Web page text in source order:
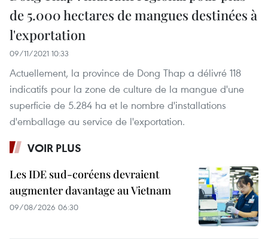
de 5.000 hectares de mangues destinées à
l'exportation
09/11/2021 10:33
Actuellement, la province de Dong Thap a délivré 118
indicatifs pour la zone de culture de la mangue d'une
superficie de 5.284 ha et le nombre d'installations
d'emballage au service de l'exportation.
VOIR PLUS
Les IDE sud-coréens devraient
augmenter davantage au Vietnam
09/08/2026 06:30